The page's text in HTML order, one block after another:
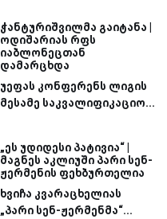
ჭანტურიშვილმა გაიტანა |
ოდიშარიას რფს
იაბლონეცთან
დამარცხდა
უეფას კონფერენს ლიგის
მესამე საკვალიფიკაციო...
„ეს უდიდესი პატივია“ |
მაგნეს აკლიუში პარი სენ-
ჟერმენის ფეხბურთელია
ხვიჩა კვარაცხელიას
„პარი სენ-ჟერმენმა“...